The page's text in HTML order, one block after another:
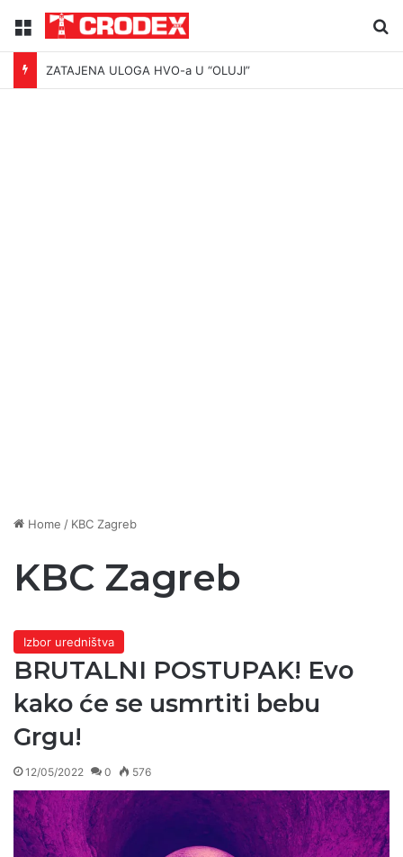
Menu
ZATAJENA ULOGA HVO-a U “OLUJI”
Home / KBC Zagreb
KBC Zagreb
Izbor uredništva
BRUTALNI POSTUPAK! Evo
kako će se usmrtiti bebu
Grgu!
12/05/2022 0 576